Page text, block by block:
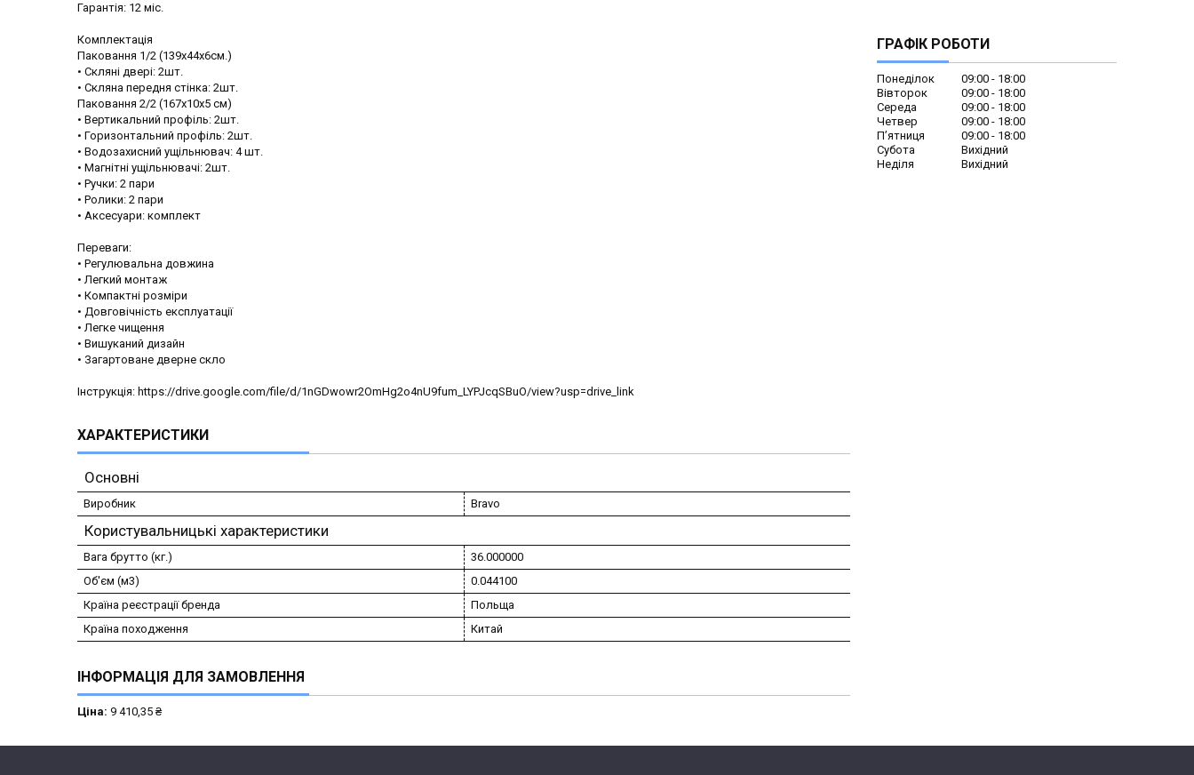
Гарантія: 12 міс.
Комплектація
Паковання 1/2 (139x44x6см.)
• Скляні двері: 2шт.
• Скляна передня стінка: 2шт.
Паковання 2/2 (167x10x5 см)
• Вертикальний профіль: 2шт.
• Горизонтальний профіль: 2шт.
• Водозахисний ущільнювач: 4 шт.
• Магнітні ущільнювачі: 2шт.
• Ручки: 2 пари
• Ролики: 2 пари
• Аксесуари: комплект
Переваги:
• Регулювальна довжина
• Легкий монтаж
• Компактні розміри
• Довговічність експлуатації
• Легке чищення
• Вишуканий дизайн
• Загартоване дверне скло
Інструкція: https://drive.google.com/file/d/1nGDwowr2OmHg2o4nU9fum_LYPJcqSBuO/view?usp=drive_link
ХАРАКТЕРИСТИКИ
Основні
Виробник Bravo
Користувальницькі характеристики
Вага брутто (кг.)
36.000000
Об'єм (м3)
0.044100
Країна реєстрації бренда
Польща
Країна походження
Китай
ІНФОРМАЦІЯ ДЛЯ ЗАМОВЛЕННЯ
Ціна: 9 410,35 ₴
ГРАФІК РОБОТИ
Понеділок 09:00
18:00
Вівторок
09:00
18:00
Середа
09:00
18:00
Четвер
09:00
18:00
Пʼятниця
09:00
18:00
Субота
Вихідний
Неділя
Вихідний